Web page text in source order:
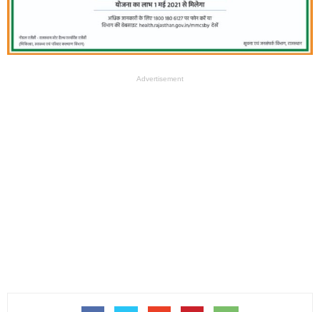
Advertisement